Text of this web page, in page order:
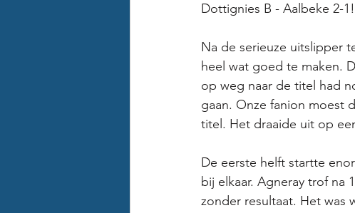
Dottignies B - Aalbeke 2-1!
Na de serieuze uitslipper
heel wat goed te maken.
op weg naar de titel had
gaan. Onze fanion moest
titel. Het draaide uit op
De eerste helft startte
bij elkaar. Agneray trof na
zonder resultaat. Het was